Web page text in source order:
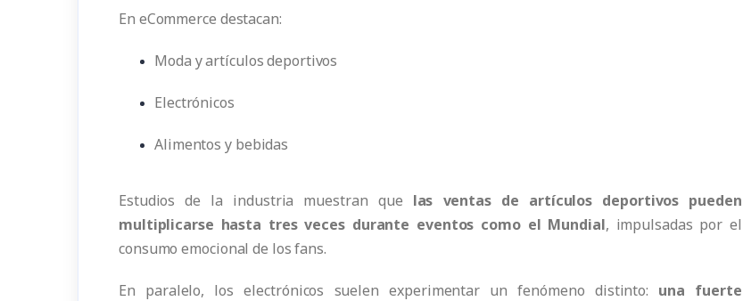
En eCommerce destacan:
Moda y artículos deportivos
Electrónicos
Alimentos y bebidas
Estudios de la industria muestran que las ventas de artículos deportivos pueden
multiplicarse hasta tres veces durante eventos como el Mundial, impulsadas por el
consumo emocional de los fans.
En paralelo, los electrónicos suelen experimentar un fenómeno distinto: una fuerte